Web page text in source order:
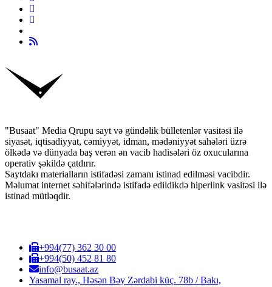
"Busaat" Media Qrupu sayt və gündəlik bülletenlər vasitəsi ilə
siyasət, iqtisadiyyat, cəmiyyət, idman, mədəniyyət sahələri üzrə
ölkədə və dünyada baş verən ən vacib hadisələri öz oxucularına
operativ şəkildə çatdırır.
Saytdakı materialların istifadəsi zamanı istinad edilməsi vacibdir.
Məlumat internet səhifələrində istifadə edildikdə hiperlink vasitəsi ilə
istinad mütləqdir.
+994(77) 362 30 00
+994(50) 452 81 80
info@busaat.az
Yasamal ray., Həsən Bəy Zərdabi küç. 78b / Bakı,